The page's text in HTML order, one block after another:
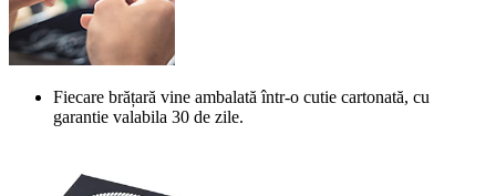
Fiecare brățară vine ambalată într-o cutie cartonată, cu
garantie valabila 30 de zile.